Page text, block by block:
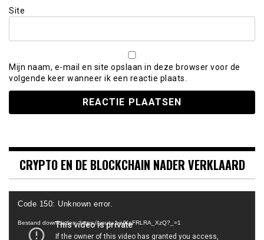
Site
Mijn naam, e-mail en site opslaan in deze browser voor de
volgende keer wanneer ik een reactie plaats.
CRYPTO EN DE BLOCKCHAIN NADER VERKLAARD
Videospeler
Code 150: Unknown error.
Bestand downloaden: https://youtu.be/KeFRLRA_XzQ?_=1